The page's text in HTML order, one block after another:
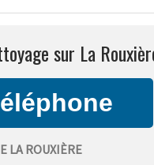
sur La
LA ROUXIÈRE